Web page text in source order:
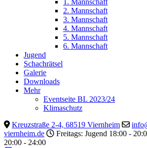
1. Mannschaft
2. Mannschaft
3. Mannschaft
4. Mannschaft
5. Mannschaft
6. Mannschaft
Jugend
Schachrätsel
Galerie
Downloads
Mehr
Eventseite BL 2023/24
Klimaschutz
Kreuzstraße 2-4, 68519 Viernheim
viernheim.de
Freitags: Jugend 18:00 -
20:00 - 24:00